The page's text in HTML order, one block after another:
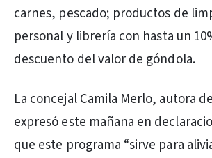
carnes, pescado; productos de
personal y librería con hasta un
descuento del valor de góndola.
La concejal Camila Merlo, autora
expresó este mañana en
que este programa “sirve para